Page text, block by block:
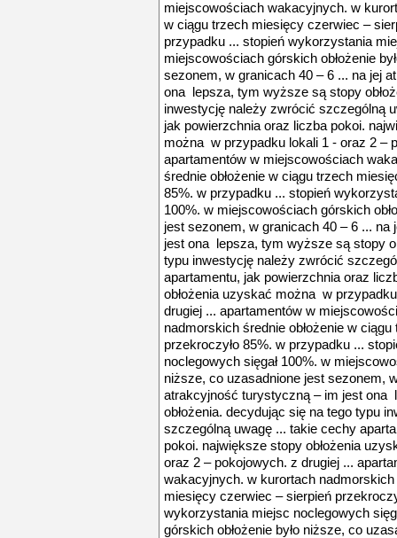
miejscowościach wakacyjnych. w
w ciągu trzech miesięcy czerwiec –
przypadku ... stopień wykorzystania
miejscowościach górskich obłożenie
sezonem, w granicach 40 – 6 ... na jej
ona lepsza, tym wyższe są stopy
inwestycję należy zwrócić szczególną
jak powierzchnia oraz liczba pokoi.
można w przypadku lokali 1 - oraz 2 –
apartamentów w miejscowościach
średnie obłożenie w ciągu trzech
85%. w przypadku ... stopień
100%. w miejscowościach górskich
jest sezonem, w granicach 40 – 6 ...
jest ona lepsza, tym wyższe są stopy
typu inwestycję należy zwrócić
apartamentu, jak powierzchnia oraz
obłożenia uzyskać można w
drugiej ... apartamentów w
nadmorskich średnie obłożenie w
przekroczyło 85%. w przypadku ...
noclegowych sięgał 100%. w
niższe, co uzasadnione jest sezonem,
atrakcyjność turystyczną – im jest ona
obłożenia. decydując się na tego typu
szczególną uwagę ... takie cechy
pokoi. największe stopy obłożenia
oraz 2 – pokojowych. z drugiej ...
wakacyjnych. w kurortach nadmorskich
miesięcy czerwiec – sierpień
wykorzystania miejsc noclegowych
górskich obłożenie było niższe, co